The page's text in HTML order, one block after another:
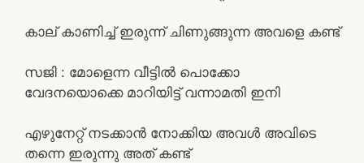
കാല് കാണിച്ച് ഇരുന്ന് ചിണുങ്ങുന്ന അവളെ കണ്ട്
സജി : മോളെന്ന വീട്ടിൽ പൊക്കോ
വേദനയൊക്കെ മാറിയിട്ട് വന്നാമതി ഇനി
എഴുനേറ്റ് നടക്കാൻ നോക്കിയ അവൾ അവിടെ
തന്നെ ഇരുന്നു അത് കണ്ട്